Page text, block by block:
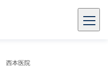
西本医院